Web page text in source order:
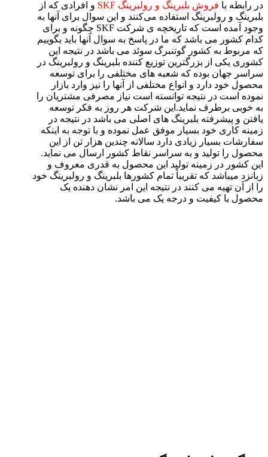
در رابطه با فروش بلبرینگ و رولبرینگ SKF
و افرادی که از
بلبرینگ و رولبرینگ استفاده می‌کنند و این سوال برای آنها به
وجود آمده است که تاریخچه ی شرکت SKF چگونه و برای
کدام کشور می باشد که ما در پاسخ به سوال آنها باید بگوییم
که مربوط به کشور گوتنبرگ سوئد می باشد در نتیجه این
کشوری یکی از بزرگترین توزیع کننده بلبرینگ و رولبرینگ در
سراسر جهان بوده که شعبه های مختلفی را برای توسعه
محصول خود دارد و انواع مختلفی از آنها را نیز وارد بازار
نموده است در نتیجه توانسته است نیاز مصرفی مشتریان را
به خوبی برطرف نماید.این شرکت هر روز به فکر توسعه
یافتن و پیشرفته بلبرینگ های اصلی می باشد در نتیجه در
زمینه کاری خود بسیار موفق عمل نموده و با توجه به اینکه
سفارشات بسیار زیادی دارد سالانه چندین هزار تن از این
محصول را تولید و به سراسر نقاط کشور ارسال می نماید.
این کشور در زمینه تولید این محصول به قدری معروف و
زبانزد میباشد که تقریباً تمام کشورها بلبرینگ و رولبرینگ خود
را از آن تهیه می کنند در نتیجه این امر نشان دهنده یک
محصول با کیفیت و درجه یک می باشد.